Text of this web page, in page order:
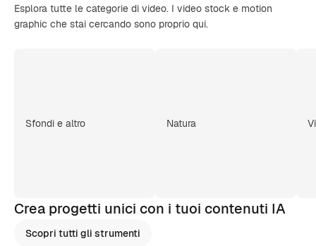
Esplora tutte le categorie di video. I video stock e motion
graphic che stai cercando sono proprio qui.
Sfondi e altro Natura
Crea progetti unici con i tuoi contenuti IA
Scopri tutti gli strumenti